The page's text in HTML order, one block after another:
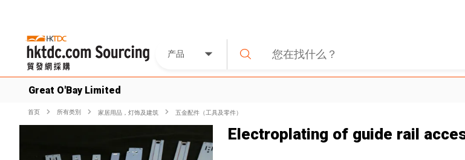
产品
Great O'Bay Limited
首页 所有类別 家居用品，灯饰及建筑 五金配件（工具及零件）
Electroplating of guide rail